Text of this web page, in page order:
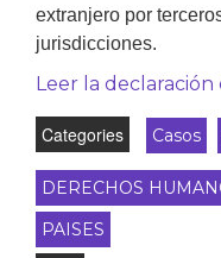
extranjero por
jurisdicciones.
Leer la declaración
Categories Casos
DERECHOS
PAISES